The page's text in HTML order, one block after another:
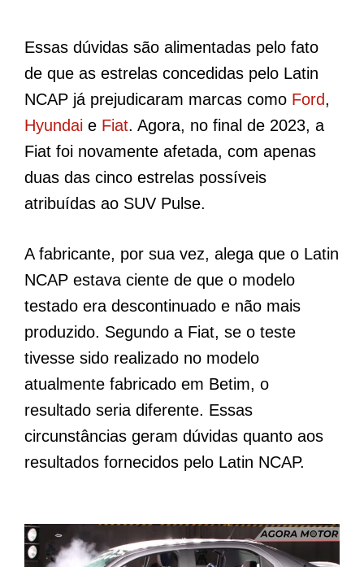
Essas dúvidas são alimentadas pelo fato
de que as estrelas concedidas pelo Latin
NCAP já prejudicaram marcas como Ford,
Hyundai e Fiat. Agora, no final de 2023, a
Fiat foi novamente afetada, com apenas
duas das cinco estrelas possíveis
atribuídas ao SUV Pulse.
A fabricante, por sua vez, alega que o Latin
NCAP estava ciente de que o modelo
testado era descontinuado e não mais
produzido. Segundo a Fiat, se o teste
tivesse sido realizado no modelo
atualmente fabricado em Betim, o
resultado seria diferente. Essas
circunstâncias geram dúvidas quanto aos
resultados fornecidos pelo Latin NCAP.